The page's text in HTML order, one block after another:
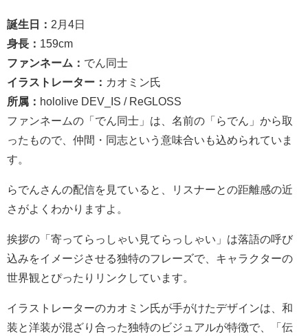
誕生日： 2月4日
身長： 159cm
ファンネーム： でん同士
イラストレーター： カオミン氏
所属： hololive DEV_IS / ReGLOSS
ファンネームの「でん同士」は、名前の「らでん」から取
ったもので、仲間・同志という意味合いも込められていま
す。
らでんさんの配信を見ていると、リスナーとの距離感の近
さがよくわかりますよ。
挨拶の「寄ってらっしゃい見てらっしゃい」は落語の呼び
込みをイメージさせる独特のフレーズで、キャラクターの
世界観とぴったりリンクしています。
イラストレーターのカオミン氏が手がけたデザインは、和
装と洋装が混ざり合った独特のビジュアルが特徴で、「伝